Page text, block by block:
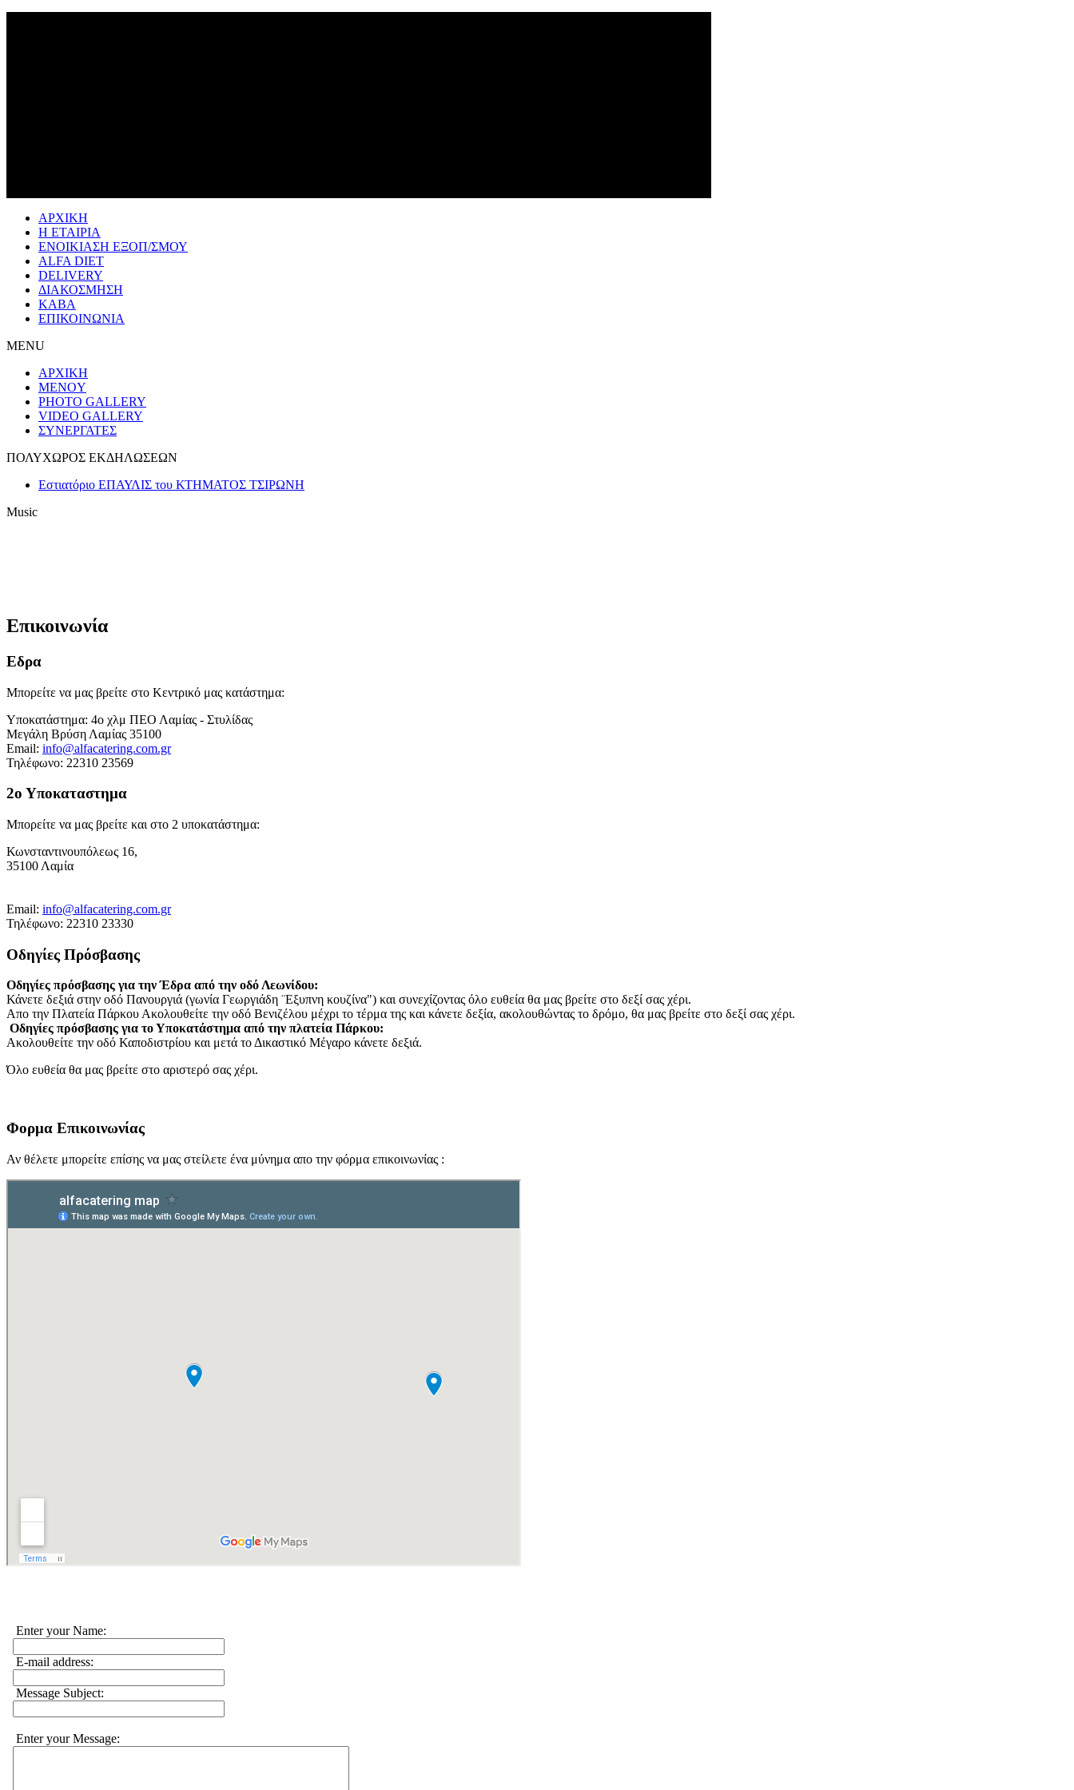
ΑΡΧΙΚΗ
Η ΕΤΑΙΡΙΑ
ΕΝΟΙΚΙΑΣΗ ΕΞΟΠ/ΣΜΟΥ
ALFA DIET
DELIVERY
ΔΙΑΚΟΣΜΗΣΗ
ΚΑΒΑ
ΕΠΙΚΟΙΝΩΝΙΑ
MENU
ΑΡΧΙΚΗ
MENOY
PHOTO GALLERY
VIDEO GALLERY
ΣΥΝΕΡΓΑΤΕΣ
ΠΟΛΥΧΩΡΟΣ ΕΚΔΗΛΩΣΕΩΝ
Εστιατόριο ΕΠΑΥΛΙΣ του ΚΤΗΜΑΤΟΣ ΤΣΙΡΩΝΗ
Music
Επικοινωνία
Εδρα
Μπορείτε να μας βρείτε στο Κεντρικό μας κατάστημα:
Υποκατάστημα: 4ο χλμ ΠΕΟ Λαμίας - Στυλίδας
Μεγάλη Βρύση Λαμίας 35100
Email: info@alfacatering.com.gr
Τηλέφωνο: 22310 23569
2ο Υποκαταστημα
Μπορείτε να μας βρείτε και στο 2 υποκατάστημα:
Κωνσταντινουπόλεως 16,
35100 Λαμία
Email: info@alfacatering.com.gr
Τηλέφωνο: 22310 23330
Οδηγίες Πρόσβασης
Οδηγίες πρόσβασης για την Έδρα από την οδό Λεωνίδου:
Κάνετε δεξιά στην οδό Πανουργιά (γωνία Γεωργιάδη ¨Εξυπνη κουζίνα") και συνεχίζοντας όλο ευθεία θα μας βρείτε στο δεξί σας χέρι.
Απο την Πλατεία Πάρκου Ακολουθείτε την οδό Βενιζέλου μέχρι το τέρμα της και κάνετε δεξία, ακολουθώντας το δρόμο, θα μας βρείτε στο δεξί σας χέρι.
Οδηγίες πρόσβασης για το Υποκατάστημα από την πλατεία Πάρκου:
Ακολουθείτε την οδό Καποδιστρίου και μετά το Δικαστικό Μέγαρο κάνετε δεξιά.
Όλο ευθεία θα μας βρείτε στο αριστερό σας χέρι.
Φορμα Επικοινωνίας
Αν θέλετε μπορείτε επίσης να μας στείλετε ένα μύνημα απο την φόρμα επικοινωνίας :